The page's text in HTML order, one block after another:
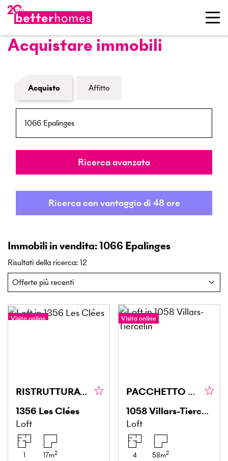
Acquistare immobili
Modulo di ricerca immobiliare
Acquisto Affitto
NPA / Località
Raggio
Ricerca avanzata
Ricerca con vantaggio di 48 ore
Immobili in vendita: 1066 Epalinges
Risultati della ricerca: 12
Visita online
RISTRUTTURATO, MODERNO, CHIAVI IN MANO!
1356 Les Clées
Loft
1 17m2
Visita online
PACCHETTO COMPLETO CON RENDIMENTO STABILE
1058Villars-Tiercelin
Loft
4 58m2